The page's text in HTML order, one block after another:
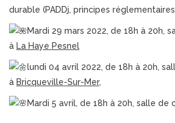
durable (PADDj, principes
Mardi 29 mars 2022, de 18h à 20h,
à La Haye Pesnel
lundi 04 avril 2022, de 18h à 20h,
à Bricqueville-Sur-Mer,
Mardi 5 avril, de 18h à 20h, salle de